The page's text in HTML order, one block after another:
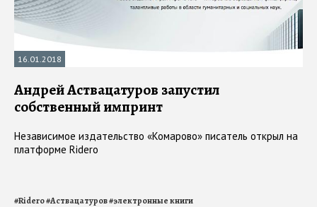
16.01.2018
Андрей Аствацатуров запустил
собственный импринт
Независимое издательство «Комарово» писатель открыл на
платформе Ridero
#Ridero#Аствацатуров#электронные книги